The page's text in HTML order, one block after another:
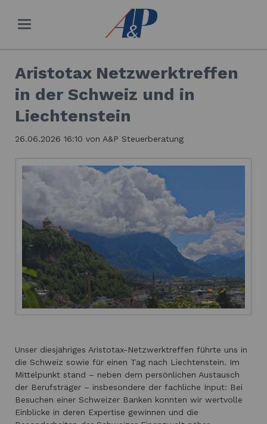
Aristotax Netzwerktreffen
in der Schweiz und in
Liechtenstein
26.06.2026 16:10 von A&P Steuerberatung
Unser diesjähriges Aristotax-Netzwerktreffen führte uns in
die Schweiz sowie für einen Tag nach Liechtenstein. Im
Mittelpunkt stand – neben dem persönlichen Austausch
der Berufsträger – insbesondere der fachliche Input: Bei
Besuchen einer Schweizer Banken konnten wir wertvolle
Einblicke in deren Expertise gewinnen und die